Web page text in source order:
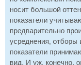
носит большой
показатели
предварительно
усреднения, отборы
показатели
вид. И уж, конечно,